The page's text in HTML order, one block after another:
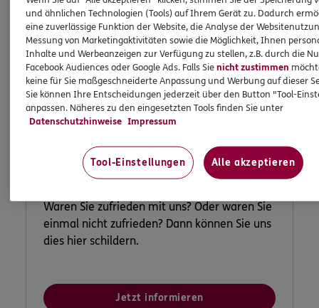
Lob und Beschwerden
Waren Sie zufrieden mit uns? Oder waren Sie
einmal nicht zufrieden? Dann können Sie uns
dies hier schildern.
Jetzt informieren
und ähnlichen Technologien (Tools) auf Ihrem Gerät zu. Dadurch
eine zuverlässige Funktion der Website, die Analyse der
Messung von Marketingaktivitäten sowie die Möglichkeit, Ihnen
Inhalte und Werbeanzeigen zur Verfügung zu stellen, z.B. durch die
Facebook Audiences oder Google Ads. Falls Sienicht zustimmen
keine für Sie maßgeschneiderte Anpassung und Werbung auf dieser
Sie können Ihre Entscheidungen jederzeit über den Button "Tool-
anpassen. Näheres zu den eingesetzten Tools finden Sie unter
Datenschutzhinweise Impressum
Tool-Einstellungen Alle akzeptieren